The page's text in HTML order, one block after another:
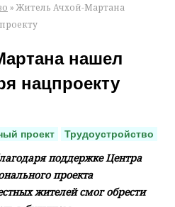
» Житель Ачхой-Мартана
нашел
нацпроекту
проект Трудоустройство
поддержке Центра
проекта
жителей смог обрести